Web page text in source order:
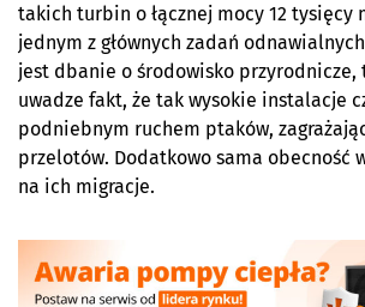
takich turbin o łącznej mocy 12 tysięcy
jednym z głównych zadań
jest dbanie o środowisko przyrodnicze,
uwadze fakt, że tak wysokie instalacje
podniebnym ruchem ptaków,
przelotów. Dodatkowo sama obecność
na ich migracje.